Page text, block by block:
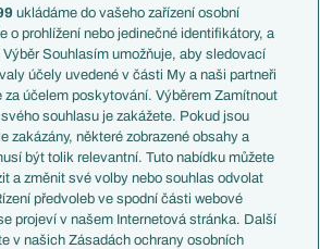
Francie
Itálie
Německo
Španělsko
Argentina
Brazílie
Přestupy
Zápasy
Livescore
Tipovací soutěž
ukládáme do vašeho zařízení osobní
o prohlížení nebo jedinečné identifikátory, a
Souhlasím umožňuje, aby sledovací
účely uvedené v části My a naši partneři
za účelem poskytování. Výběrem Zamítnout
souhlasu je zakážete. Pokud jsou
zakázány, některé zobrazené obsahy a
být tolik relevantní. Tuto nabídku můžete
a změnit své volby nebo souhlas odvolat
předvoleb ve spodní části webové
projeví v našem Internetová stránka. Další
v našich Zásadách ochrany osobních